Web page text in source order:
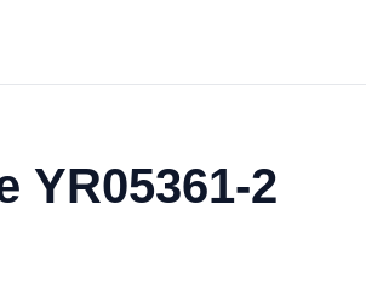
YR05361-2